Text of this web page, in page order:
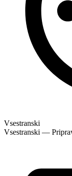
Vsestranski
Vsestranski —